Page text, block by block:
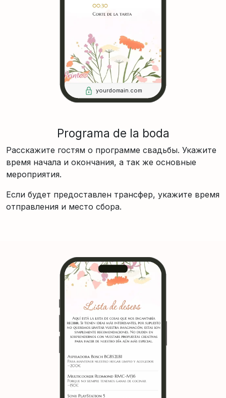
yourdomain.com
Programa de la boda
Расскажите гостям о программе свадьбы. Укажите
время начала и окончания, а так же основные
мероприятия.
Если будет предоставлен трансфер, укажите время
отправления и место сбора.